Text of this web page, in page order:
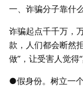
一、诈骗分子靠什
诈骗起点千千万，
款，人们都会断然
做”，让受害人觉得
●假身份。树立一